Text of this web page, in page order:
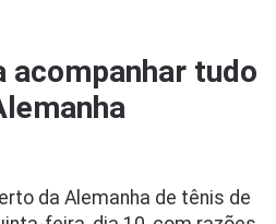
acompanhar tudo
da Alemanha de tênis de